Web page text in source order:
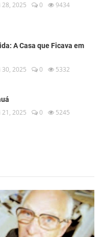
28, 2025 0 9434
A Casa que Ficava em
30, 2025 0 5332
21, 2025 0 5245